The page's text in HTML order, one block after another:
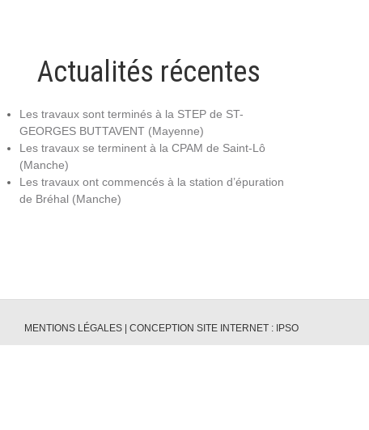
Actualités récentes
Les travaux sont terminés à la STEP de ST-
GEORGES BUTTAVENT (Mayenne)
Les travaux se terminent à la CPAM de Saint-Lô
(Manche)
Les travaux ont commencés à la station d’épuration
de Bréhal (Manche)
MENTIONS LÉGALES | CONCEPTION SITE INTERNET : IPSO